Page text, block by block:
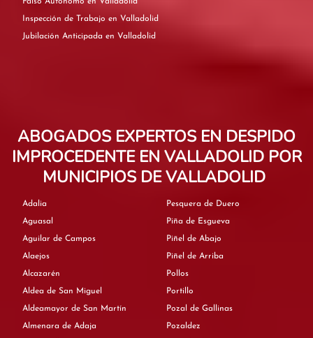
Inspección de Trabajo en Valladolid
Jubilación Anticipada en Valladolid
ABOGADOS EXPERTOS EN DESPIDO
IMPROCEDENTE EN VALLADOLID POR
MUNICIPIOS DE VALLADOLID
Adalia
Aguasal
Aguilar de Campos
Alaejos
Alcazarén
Aldea de San Miguel
Aldeamayor de San Martín
Almenara de Adaja
Pesquera de Duero
Piña de Esgueva
Piñel de Abajo
Piñel de Arriba
Pollos
Portillo
Pozal de Gallinas
Pozaldez